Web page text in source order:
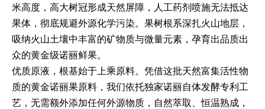
米高度，高大树冠形成天然屏障，人工药剂喷施无法抵达
果体，彻底规避外源化学污染。果树根系深扎火山地层，
吸纳火山土壤中丰富的矿物质与微量元素，孕育出品质出
众的黄金级诺丽鲜果。
优质原液，根基始于上乘原料。凭借这批天然富集活性物
质的黄金诺丽果原料，我们依托独家诺丽自体发酵专利工
艺，无需额外添加任何外源物质，自然萃取、恒温熟成，